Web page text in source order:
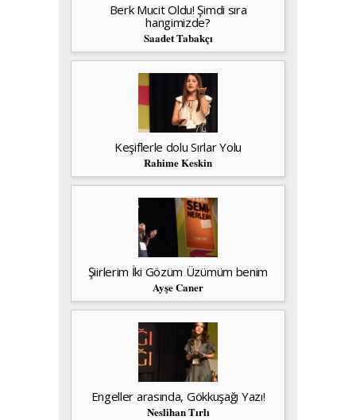
Berk Mucit Oldu! Şimdi sıra
hangimizde?
Saadet Tabakçı
Keşiflerle dolu Sırlar Yolu
Rahime Keskin
Şiirlerim İki Gözüm Üzümüm benim
Ayşe Caner
Engeller arasında, Gökkuşağı Yazı!
Neslihan Tırlı